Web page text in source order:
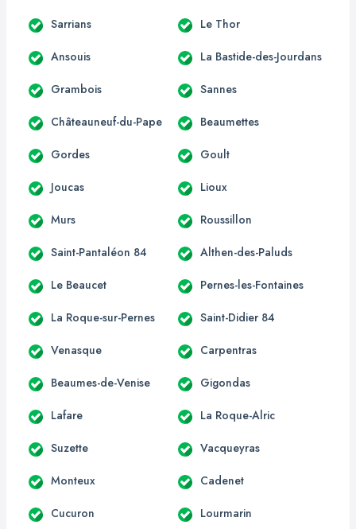
Sarrians Le Thor
Ansouis La Bastide-des-Jourdans
Grambois Sannes
Châteauneuf-du-Pape Beaumettes
Gordes Goult
Joucas Lioux
Murs Roussillon
Saint-Pantaléon 84 Althen-des-Paluds
Le Beaucet Pernes-les-Fontaines
La Roque-sur-Pernes Saint-Didier 84
Venasque Carpentras
Beaumes-de-Venise Gigondas
Lafare La Roque-Alric
Suzette Vacqueyras
Monteux Cadenet
Cucuron Lourmarin